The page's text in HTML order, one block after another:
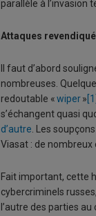
parallèle à l’invasion
Attaques
Il faut d’abord
nombreuses.
redoutable «wiper» [1]
s’échangent quasi
d’autre . Les
Viasat : de
Fait important, cette
cybercriminels russes,
l’autre des parties